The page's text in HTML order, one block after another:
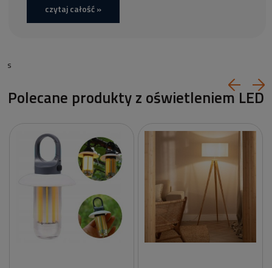
czytaj całość »
s
Polecane produkty z oświetleniem LED